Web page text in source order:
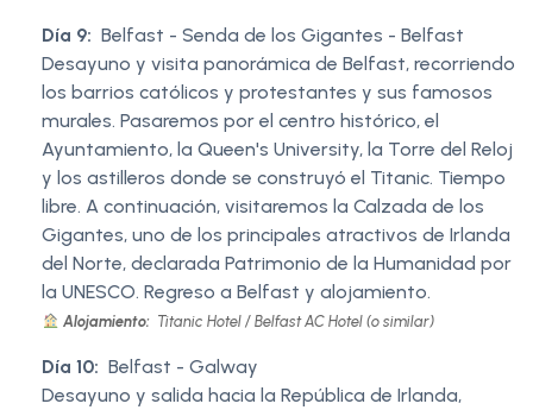
Día 9: Belfast - Senda de los Gigantes - Belfast
Desayuno y visita panorámica de Belfast, recorriendo
los barrios católicos y protestantes y sus famosos
murales. Pasaremos por el centro histórico, el
Ayuntamiento, la Queen's University, la Torre del Reloj
y los astilleros donde se construyó el Titanic. Tiempo
libre. A continuación, visitaremos la Calzada de los
Gigantes, uno de los principales atractivos de Irlanda
del Norte, declarada Patrimonio de la Humanidad por
la UNESCO. Regreso a Belfast y alojamiento.
Alojamiento: Titanic Hotel / Belfast AC Hotel (o similar)
Día 10: Belfast - Galway
Desayuno y salida hacia la República de Irlanda,